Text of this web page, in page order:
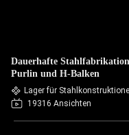
Dauerhafte
Purlin und H-Balken
Lager für
19316 Ansichten